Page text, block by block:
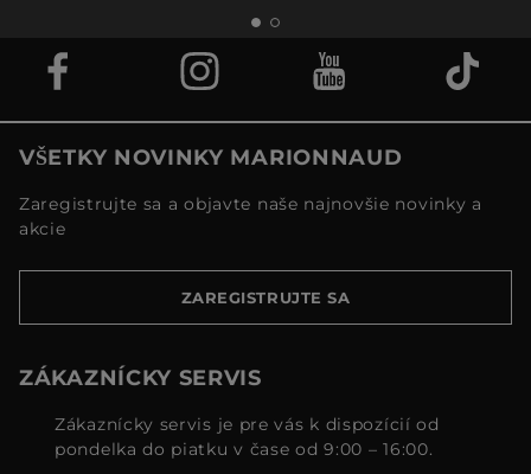
VŠETKY NOVINKY MARIONNAUD
Zaregistrujte sa a objavte naše najnovšie novinky a
akcie
ZAREGISTRUJTE SA
ZÁKAZNÍCKY SERVIS
Zákaznícky servis je pre vás k dispozícií od
pondelka do piatku v čase od 9:00 – 16:00.